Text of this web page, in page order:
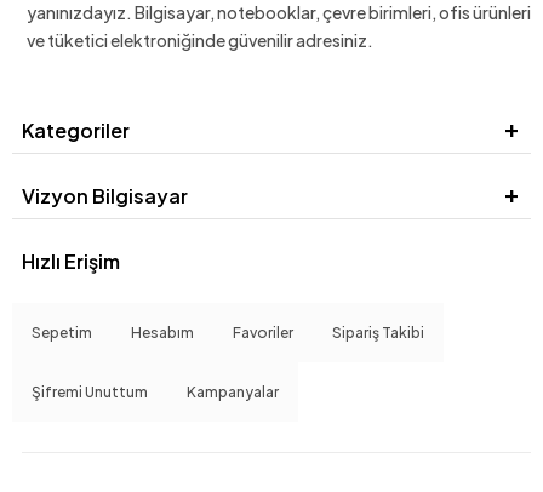
yanınızdayız. Bilgisayar, notebooklar, çevre birimleri, ofis ürünleri
ve tüketici elektroniğinde güvenilir adresiniz.
Kategoriler
Vizyon Bilgisayar
Hızlı Erişim
Sepetim Hesabım Favoriler Sipariş Takibi
Şifremi Unuttum Kampanyalar